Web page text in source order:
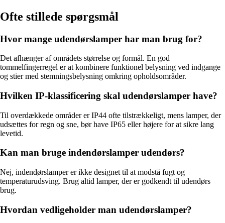
Ofte stillede spørgsmål
Hvor mange udendørslamper har man brug for?
Det afhænger af områdets størrelse og formål. En god
tommelfingerregel er at kombinere funktionel belysning ved indgange
og stier med stemningsbelysning omkring opholdsområder.
Hvilken IP-klassificering skal udendørslamper have?
Til overdækkede områder er IP44 ofte tilstrækkeligt, mens lamper, der
udsættes for regn og sne, bør have IP65 eller højere for at sikre lang
levetid.
Kan man bruge indendørslamper udendørs?
Nej, indendørslamper er ikke designet til at modstå fugt og
temperaturudsving. Brug altid lamper, der er godkendt til udendørs
brug.
Hvordan vedligeholder man udendørslamper?